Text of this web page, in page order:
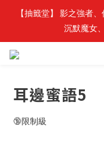
【轉生史萊姆】系列書
【抽籤堂】 影之強者
沉默魔女
【轉生史萊姆】系列書
耳邊蜜語5
🔞限制級